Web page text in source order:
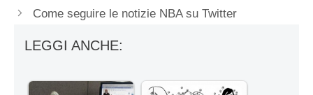
Come seguire le notizie NBA su Twitter
LEGGI ANCHE: